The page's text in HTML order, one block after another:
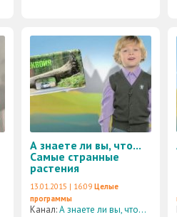
А знаете ли вы, что...
Самые странные
растения
13.01.2015 | 16:09 Целые
программы
Канал:А знаете ли вы, что...